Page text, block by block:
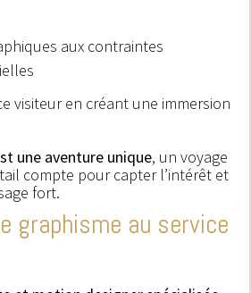
aux contraintes
visiteur en créant une immersion
une aventure unique, un voyage
compte pour capter l’intérêt et
fort.
graphisme au service